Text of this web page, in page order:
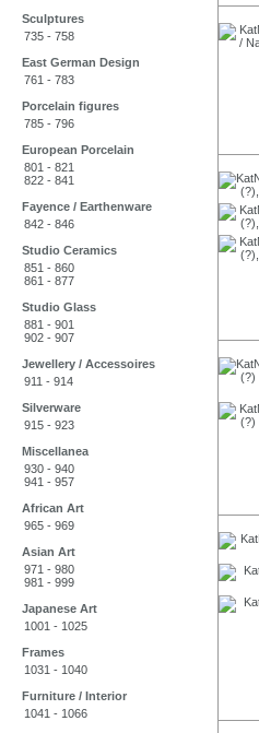
Sculptures
735 - 758
East German Design
761 - 783
Porcelain figures
785 - 796
European Porcelain
801 - 821
822 - 841
Fayence / Earthenware
842 - 846
Studio Ceramics
851 - 860
861 - 877
Studio Glass
881 - 901
902 - 907
Jewellery / Accessoires
911 - 914
Silverware
915 - 923
Miscellanea
930 - 940
941 - 957
African Art
965 - 969
Asian Art
971 - 980
981 - 999
Japanese Art
1001 - 1025
Frames
1031 - 1040
Furniture / Interior
1041 - 1066